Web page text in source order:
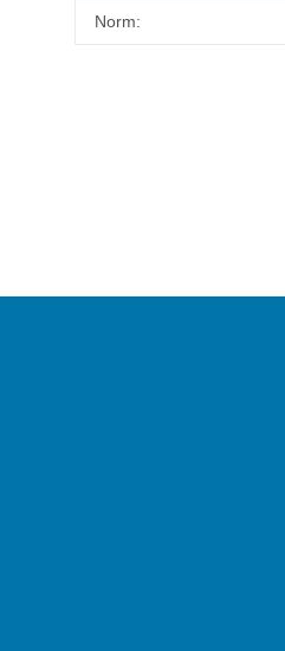
Norm: